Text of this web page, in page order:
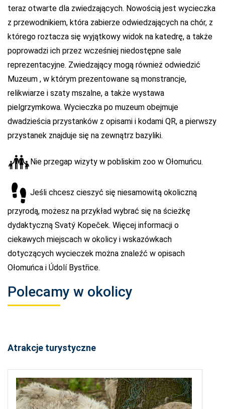
teraz otwarte dla zwiedzających. Nowością jest wycieczka
z przewodnikiem, która zabierze odwiedzających na chór, z
którego roztacza się wyjątkowy widok na katedrę, a także
poprowadzi ich przez wcześniej niedostępne sale
reprezentacyjne. Zwiedzający mogą również odwiedzić
Muzeum , w którym prezentowane są monstrancje,
relikwiarze i szaty mszalne, a także wystawa
pielgrzymkowa. Wycieczka po muzeum obejmuje
dwadzieścia przystanków z opisami i kodami QR, a pierwszy
przystanek znajduje się na zewnątrz bazyliki.
Nie przegap wizyty w pobliskim zoo w Ołomuńcu.
Jeśli chcesz cieszyć się niesamowitą okoliczną
przyrodą, możesz na przykład wybrać się na ścieżkę
dydaktyczną Svatý Kopeček. Więcej informacji o
ciekawych miejscach w okolicy i wskazówkach
dotyczących wycieczek można znaleźć w opisach
Ołomuńca i Údolí Bystřice.
Polecamy w okolicy
Atrakcje turystyczne